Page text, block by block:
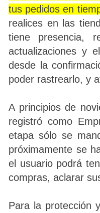
tus pedidos en
realices en las
tiene presencia,
actualizaciones y
desde la
poder rastrearlo, y
A principios de
registró como
etapa sólo se
próximamente se
el usuario podrá
compras, aclarar
Para la protección